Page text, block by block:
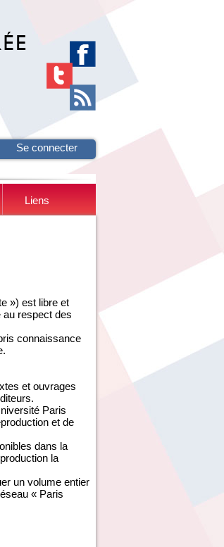
Se connecter
Liens
») est libre et
au respect des
connaissance
et ouvrages
Paris
et de
dans la
la
un volume entier
« Paris